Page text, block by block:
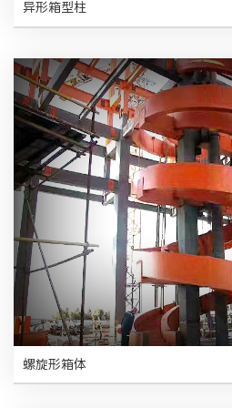
异形箱型柱
螺旋形箱体